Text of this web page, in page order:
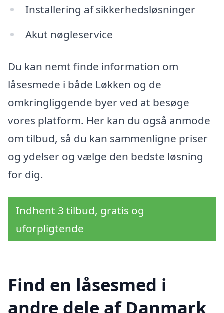
Installering af sikkerhedsløsninger
Akut nøgleservice
Du kan nemt finde information om
låsesmede i både Løkken og de
omkringliggende byer ved at besøge
vores platform. Her kan du også anmode
om tilbud, så du kan sammenligne priser
og ydelser og vælge den bedste løsning
for dig.
Indhent 3 tilbud, gratis og
uforpligtende
Find en låsesmed i
andre dele af Danmark